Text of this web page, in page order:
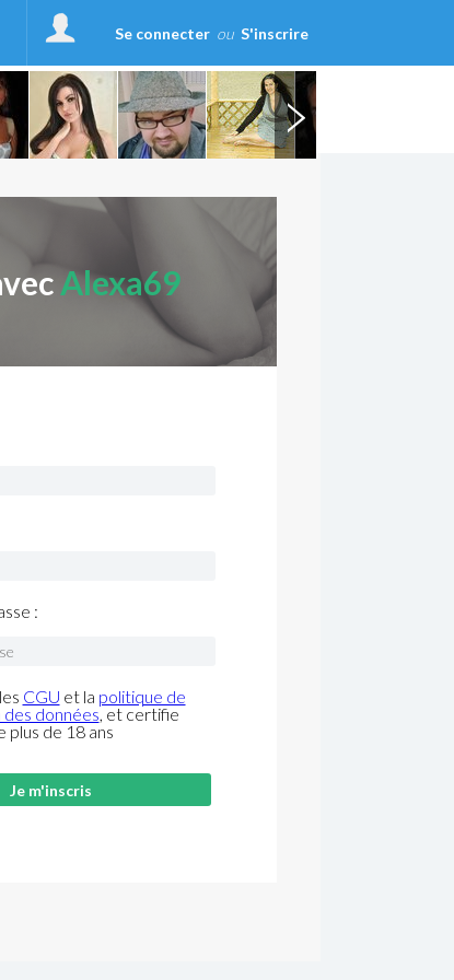
Se connecter ou S'inscrire
Alexa69
:
CGU et la politique de
données, et certifie
plus de 18 ans